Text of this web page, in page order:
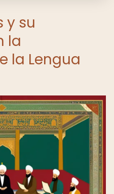
y su
la
la Lengua